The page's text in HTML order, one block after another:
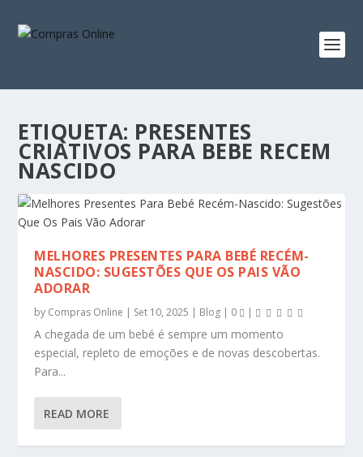
ETIQUETA: PRESENTES
CRIATIVOS PARA BEBE RECEM
NASCIDO
MELHORES PRESENTES PARA BEBÉ RECÉM-
NASCIDO: SUGESTÕES QUE OS PAIS VÃO
ADORAR
by Compras Online | Set 10, 2025 | Blog | 0 |
A chegada de um bebé é sempre um momento
especial, repleto de emoções e de novas descobertas.
Para...
READ MORE